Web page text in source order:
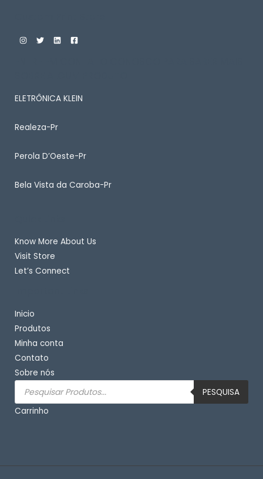
ELETRÔNICA KLEIN
Realeza-Pr
Perola D’Oeste-Pr
Bela Vista da Caroba-Pr
Know More About Us
Visit Store
Let’s Connect
Inicio
Produtos
Minha conta
Contato
Sobre nós
Pesquisar
produtos
PESQUISA
Carrinho